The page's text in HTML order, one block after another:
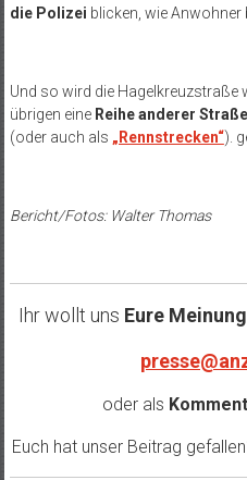
die Polizei blicken, wie Anwohner
Und so wird die Hagelkreuzstraße
übrigen eine Reihe anderer
(oder auch als „Rennstrecken“).
Bericht/Fotos: Walter Thomas
Ihr wollt uns Eure Meinung
oder als
Euch hat unser Beitrag